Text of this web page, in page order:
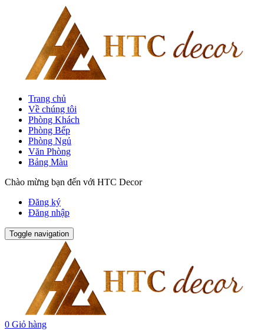
Trang chủ
Về chúng tôi
Phòng Khách
Phòng Bếp
Phòng Ngủ
Văn Phòng
Bảng Màu
Chào mừng bạn đến với HTC Decor
Đăng ký
Đăng nhập
Toggle navigation
0 Giỏ hàng